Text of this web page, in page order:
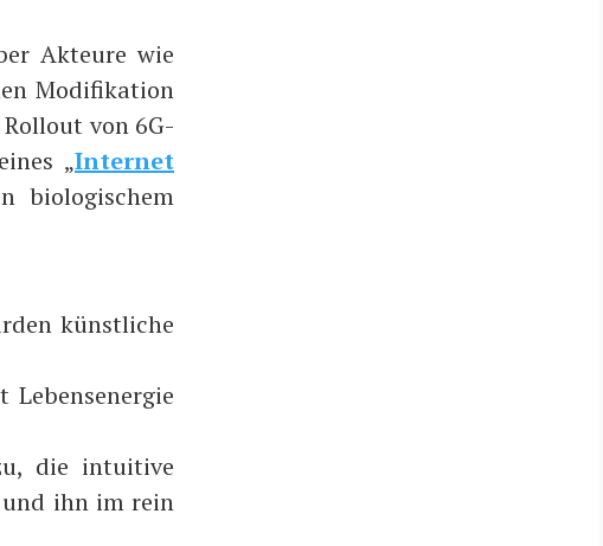
Akteu­re wie
Modi­fi­ka­ti­on
von 6G-
„Inter­net
bio­lo­gi­schem
künst­li­che
die intui­ti­ve
und ihn im rein